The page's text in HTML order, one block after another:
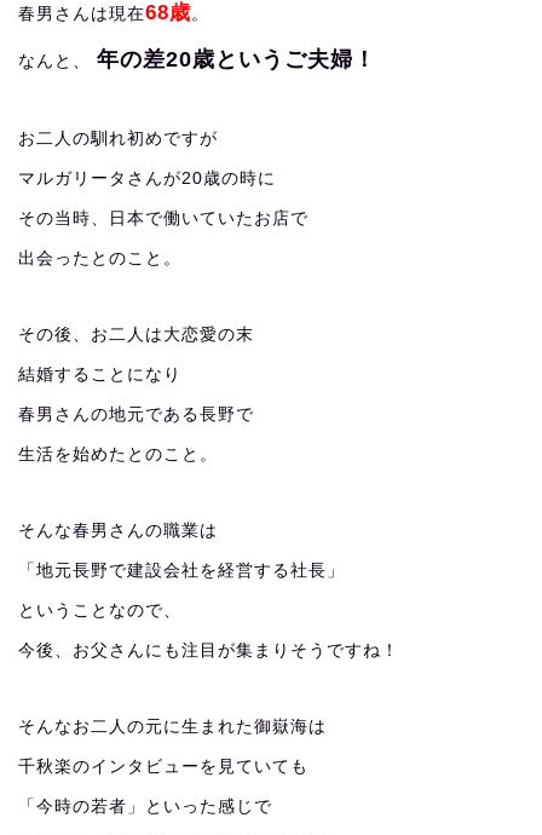
春男さんは現在68歳。
なんと、 年の差20歳というご夫婦！
お二人の馴れ初めですが
マルガリータさんが20歳の時に
その当時、日本で働いていたお店で
出会ったとのこと。
その後、お二人は大恋愛の末
結婚することになり
春男さんの地元である長野で
生活を始めたとのこと。
そんな春男さんの職業は
「地元長野で建設会社を経営する社長」
ということなので、
今後、お父さんにも注目が集まりそうですね！
そんなお二人の元に生まれた御嶽海は
千秋楽のインタビューを見ていても
「今時の若者」といった感じで